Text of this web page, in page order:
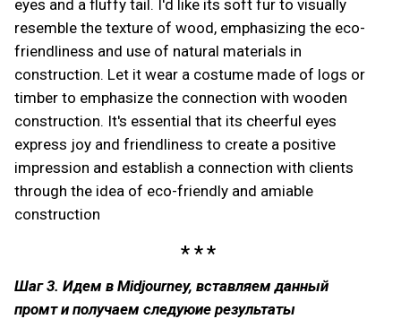
eyes and a fluffy tail. I'd like its soft fur to visually
resemble the texture of wood, emphasizing the eco-
friendliness and use of natural materials in
construction. Let it wear a costume made of logs or
timber to emphasize the connection with wooden
construction. It's essential that its cheerful eyes
express joy and friendliness to create a positive
impression and establish a connection with clients
through the idea of eco-friendly and amiable
construction
Шаг 3. Идем в Midjourney, вставляем данный
промт и получаем следуюие результаты